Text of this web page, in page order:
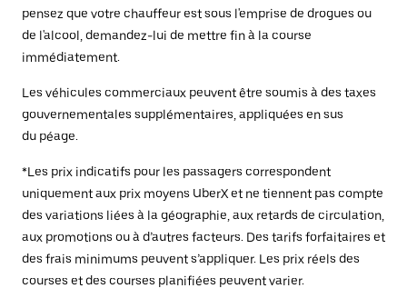
pensez que votre chauffeur est sous l'emprise de drogues ou
de l'alcool, demandez-lui de mettre fin à la course
immédiatement.
Les véhicules commerciaux peuvent être soumis à des taxes
gouvernementales supplémentaires, appliquées en sus
du péage.
*Les prix indicatifs pour les passagers correspondent
uniquement aux prix moyens UberX et ne tiennent pas compte
des variations liées à la géographie, aux retards de circulation,
aux promotions ou à d’autres facteurs. Des tarifs forfaitaires et
des frais minimums peuvent s’appliquer. Les prix réels des
courses et des courses planifiées peuvent varier.